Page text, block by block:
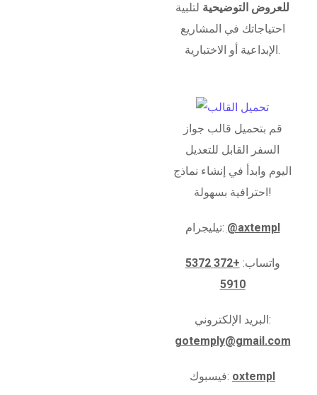
للعروض التوضيحية لتلبية
احتياجاتك في المشاريع
الإبداعية أو الاختبارية.
قم بتحميل قالب جواز
السفر القابل للتعديل
اليوم وابدأ في إنشاء نماذج
احترافية بسهولة!
تيليجرام: @axtempl
واتساب:
+372 5372
5910
البريد الإلكتروني:
gotemply@gmail.com
فيسبوك: oxtempl